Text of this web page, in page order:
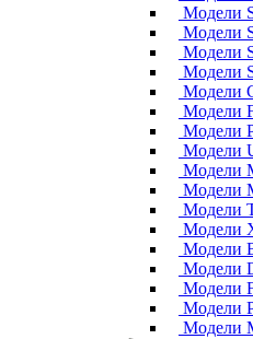
Модели
Модели
Модели
Модели
Модели
Модели
Модели
Модели
Модели
Модели
Модели
Модели
Модели
Модели
Модели
Модели
Модели